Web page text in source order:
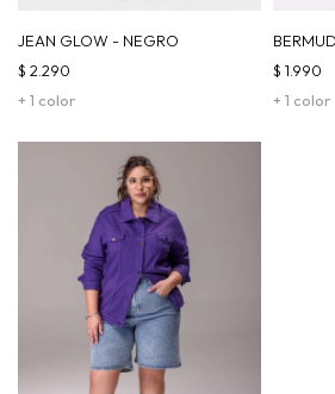
JEAN GLOW - NEGRO
+ 1 color
$ 2.290
+ 1 color
$ 1.990